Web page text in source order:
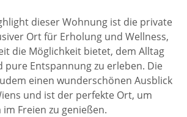
dieser Wohnung ist die private
Ort für Erholung und Wellness,
die Möglichkeit bietet, dem Alltag
pure Entspannung zu erleben. Die
einen wunderschönen Ausblick
und ist der perfekte Ort, um
Freien zu genießen.